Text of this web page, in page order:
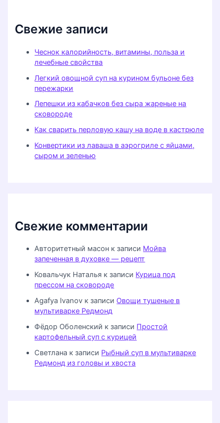
Свежие записи
Чеснок калорийность, витамины, польза и
лечебные свойства
Легкий овощной суп на курином бульоне без
пережарки
Лепешки из кабачков без сыра жареные на
сковороде
Как сварить перловую кашу на воде в кастрюле
Конвертики из лаваша в аэрогриле с яйцами,
сыром и зеленью
Свежие комментарии
Авторитетный масон к записи Мойва
запеченная в духовке — рецепт
Ковальчук Наталья к записи Курица под
прессом на сковороде
Agafya Ivanov к записи Овощи тушеные в
мультиварке Редмонд
Фёдор Оболенский к записи Простой
картофельный суп с курицей
Светлана к записи Рыбный суп в мультиварке
Редмонд из головы и хвоста